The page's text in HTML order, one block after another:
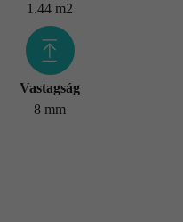
1.44 m2
Vastagság
8 mm